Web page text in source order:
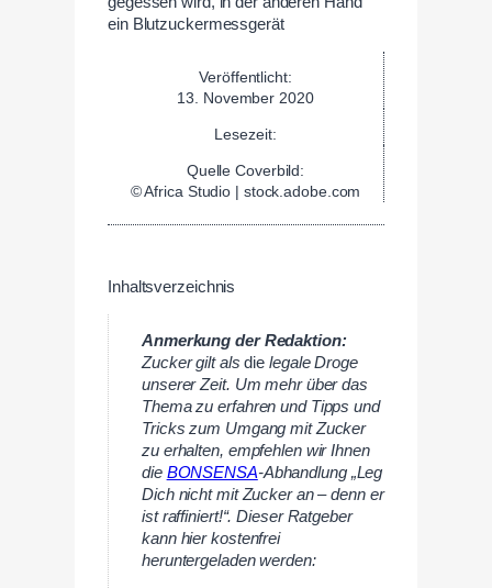
Veröffentlicht:
13. November 2020
Lesezeit:
Quelle Coverbild:
© Africa Studio | stock.adobe.com
Inhaltsverzeichnis
Anmerkung der Redaktion:
Zucker gilt alsdielegale Droge
unserer Zeit. Um mehr über das
Thema zu erfahren und Tipps und
Tricks zum Umgang mit Zucker
zu erhalten, empfehlen wir Ihnen
die BONSENSA-Abhandlung „Leg
Dich nicht mit Zucker an – denn er
ist raffiniert!“. Dieser Ratgeber
kann hier kostenfrei
heruntergeladen werden: